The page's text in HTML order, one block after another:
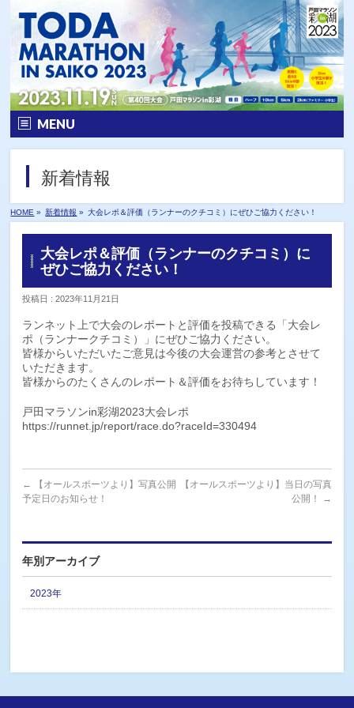
MENU
エントリー
コース&アクセス
Q&A | お問い合わせ
新着情報
HOME » 新着情報 » 大会レポ＆評価（ランナーのクチコミ）にぜひご協力ください！
大会レポ＆評価（ランナーのクチコミ）に
ぜひご協力ください！
投稿日 : 2023年11月21日
ランネット上で大会のレポートと評価を投稿できる「大会レ
ポ（ランナークチコミ）」にぜひご協力ください。
皆様からいただいたご意見は今後の大会運営の参考とさせて
いただきます。
皆様からのたくさんのレポート＆評価をお待ちしています！
戸田マラソンin彩湖2023大会レポ
https://runnet.jp/report/race.do?raceId=330494
←
【オールスポーツより】写真公開
予定日のお知らせ！
【オールスポーツより】当日の写真
公開！
→
年別アーカイブ
2023年